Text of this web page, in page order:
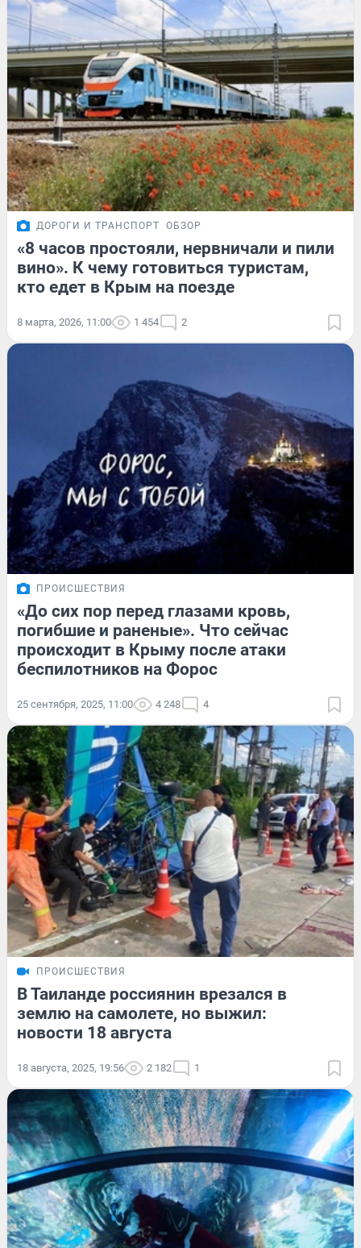
ДОРОГИ И ТРАНСПОРТ ОБЗОР
«8 часов простояли, нервничали и пили
вино». К чему готовиться туристам,
кто едет в Крым на поезде
8 марта, 2026, 11:00 1 454 2
ПРОИСШЕСТВИЯ
«До сих пор перед глазами кровь,
погибшие и раненые». Что сейчас
происходит в Крыму после атаки
беспилотников на Форос
25 сентября, 2025, 11:00 4 248 4
ПРОИСШЕСТВИЯ
В Таиланде россиянин врезался в
землю на самолете, но выжил:
новости 18 августа
18 августа, 2025, 19:56 2 182 1